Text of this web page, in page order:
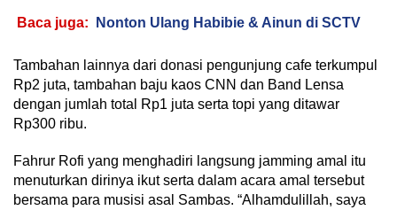
Baca juga: Nonton Ulang Habibie & Ainun di SCTV
Tambahan lainnya dari donasi pengunjung cafe terkumpul
Rp2 juta, tambahan baju kaos CNN dan Band Lensa
dengan jumlah total Rp1 juta serta topi yang ditawar
Rp300 ribu.
Fahrur Rofi yang menghadiri langsung jamming amal itu
menuturkan dirinya ikut serta dalam acara amal tersebut
bersama para musisi asal Sambas. “Alhamdulillah, saya